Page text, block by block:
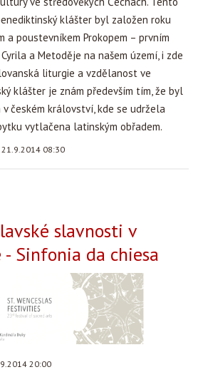
klášter byl založen roku
a poustevníkem Prokopem – prvním
a Metoděje na našem území, i zde
liturgie a vzdělanost ve
klášter je znám především tím, že byl
českém království, kde se udržela
vytlačena latinským obřadem.
21.9.2014 08:30
slavnosti v
Sinfonia da chiesa
20:00